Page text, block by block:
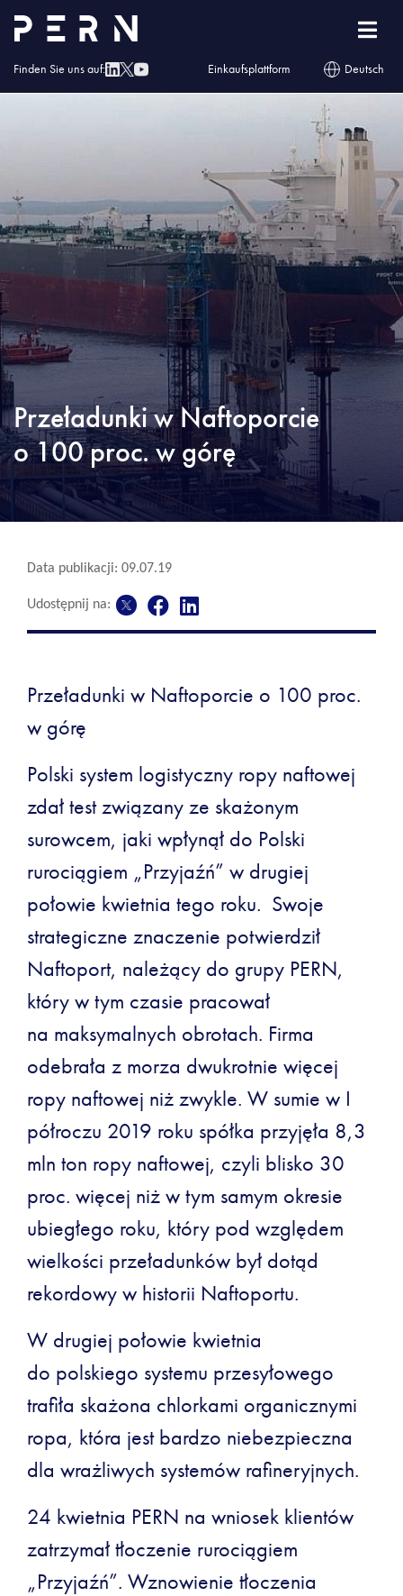
Finden Sie uns auf: Einkaufsplattform Deutsch
Homepage» Blog» Przeładunki w Naftoporcie o 100 proc. w górę
Przeładunki w Naftoporcie
o 100 proc. w górę
Data publikacji: 09.07.19
Udostępnij na:
Przeładunki w Naftoporcie o 100 proc.
w górę
Polski system logistyczny ropy naftowej
zdał test związany ze skażonym
surowcem, jaki wpłynął do Polski
rurociągiem „Przyjaźń” w drugiej
połowie kwietnia tego roku. Swoje
strategiczne znaczenie potwierdził
Naftoport, należący do grupy PERN,
który w tym czasie pracował
na maksymalnych obrotach. Firma
odebrała z morza dwukrotnie więcej
ropy naftowej niż zwykle. W sumie w I
półroczu 2019 roku spółka przyjęła 8,3
mln ton ropy naftowej, czyli blisko 30
proc. więcej niż w tym samym okresie
ubiegłego roku, który pod względem
wielkości przeładunków był dotąd
rekordowy w historii Naftoportu.
W drugiej połowie kwietnia
do polskiego systemu przesyłowego
trafiła skażona chlorkami organicznymi
ropa, która jest bardzo niebezpieczna
dla wrażliwych systemów rafineryjnych.
24 kwietnia PERN na wniosek klientów
zatrzymał tłoczenie rurociągiem
„Przyjaźń”. Wznowienie tłoczenia